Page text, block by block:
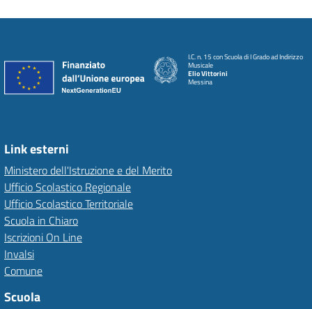
I.C. n. 15 con Scuola di I Grado ad Indirizzo
Musicale
Elio Vittorini
Messina
Link esterni
Ministero dell'Istruzione e del Merito
Ufficio Scolastico Regionale
Ufficio Scolastico Territoriale
Scuola in Chiaro
Iscrizioni On Line
Invalsi
Comune
Scuola